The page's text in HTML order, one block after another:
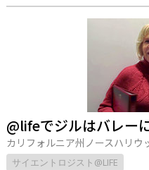
@lifeでジルはバレー
カリフォルニア州ノースハリウ
サイエントロジスト@LIFE